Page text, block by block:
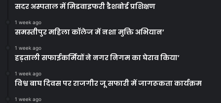
सदर अस्पताल में मिडवाइफरी डैशबोर्ड प्रशिक्षण
1 week ago
समस्तीपुर महिला कॉलेज में नशा मुक्ति अभियान’
1 week ago
हड़ताली सफाईकर्मियों ने नगर निगम का घेराव किया’
1 week ago
विश्व बाघ दिवस पर राजगीर जू सफारी में जागरूकता कार्यक्रम
1 week ago